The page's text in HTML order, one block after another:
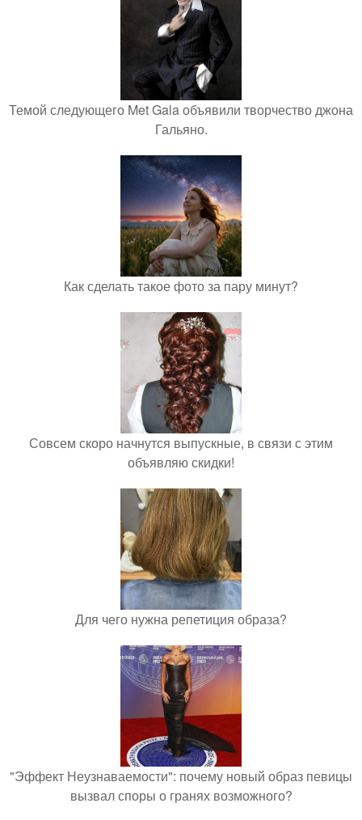
Темой следующего Met Gala объявили творчество джона
Гальяно.
Как сделать такое фото за пару минут?
Совсем скоро начнутся выпускные, в связи с этим
объявляю скидки!
Для чего нужна репетиция образа?
"Эффект Неузнаваемости": почему новый образ певицы
вызвал споры о гранях возможного?